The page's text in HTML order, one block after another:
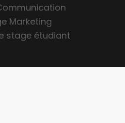
Marketing
stage étudiant